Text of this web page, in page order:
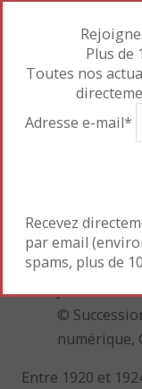
Henri
Nu rose,
Ville de
J.L. Lacroix
©
numérique,
Entre 1920 et
Plus de
Toutes nos
Adresse e-mail*
Recevez
par email
spams, plus de